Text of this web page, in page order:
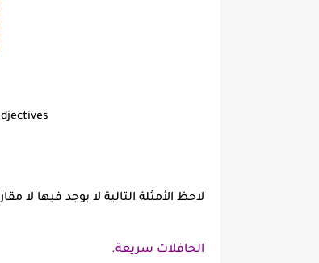
لاحظ الأمثلة التالية لا يوجد فيها لا
الحافلات سريعة.